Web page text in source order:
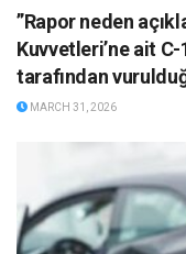
”Rapor neden
Kuvvetleri’ne ait C-
tarafından
MARCH 31, 2026